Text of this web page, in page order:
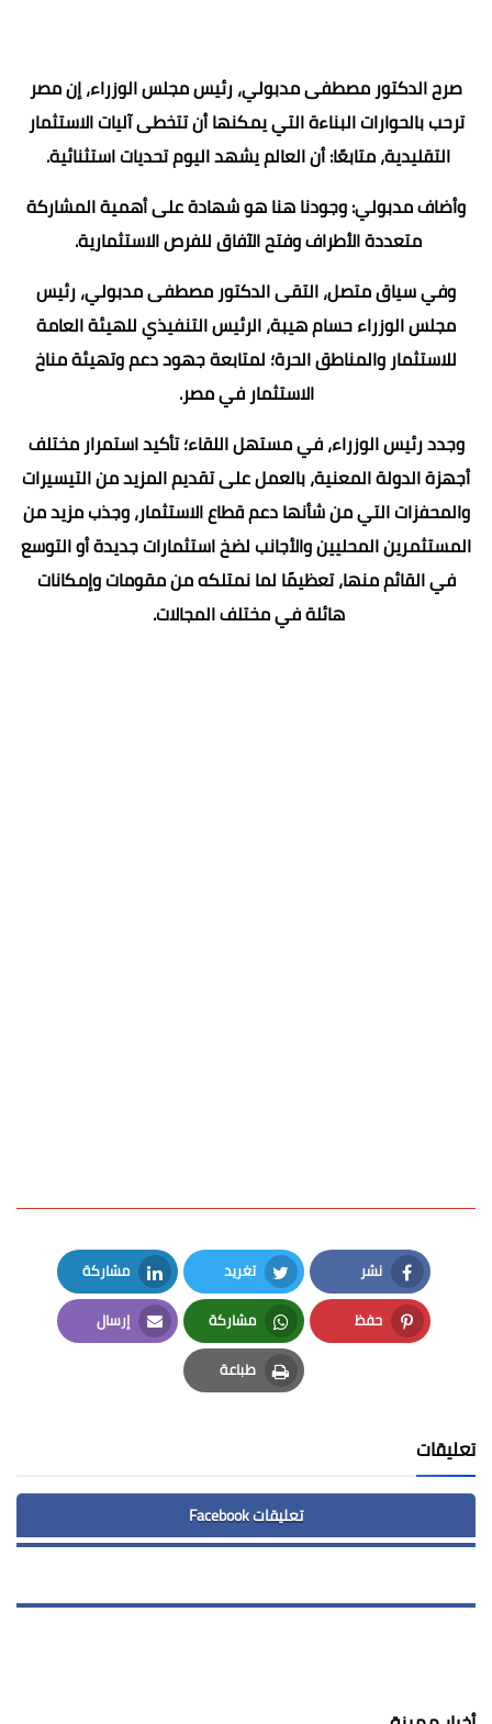
صرح الدكتور مصطفى مدبولي، رئيس مجلس الوزراء، إن مصر
ترحب بالحوارات البناءة التي يمكنها أن تتخطى آليات الاستثمار
التقليدية، متابعًا: أن العالم يشهد اليوم تحديات استثنائية.
وأضاف مدبولي: وجودنا هنا هو شهادة على أهمية المشاركة
متعددة الأطراف وفتح الآفاق للفرص الاستثمارية.
وفي سياق متصل، التقى الدكتور مصطفى مدبولي، رئيس
مجلس الوزراء حسام هيبة، الرئيس التنفيذي للهيئة العامة
للاستثمار والمناطق الحرة؛ لمتابعة جهود دعم وتهيئة مناخ
الاستثمار في مصر.
وجدد رئيس الوزراء، في مستهل اللقاء؛ تأكيد استمرار مختلف
أجهزة الدولة المعنية، بالعمل على تقديم المزيد من التيسيرات
والمحفزات التي من شأنها دعم قطاع الاستثمار، وجذب مزيد من
المستثمرين المحليين والأجانب لضخ استثمارات جديدة أو التوسع
في القائم منها، تعظيمًا لما نمتلكه من مقومات وإمكانات
هائلة في مختلف المجالات.
نشر
Facebook
تغريد
Twitter
مشاركة
LinkedIn
حفظ
Pinterest
مشاركة
Whatsapp
إرسال
Email
طباعة
Print
تعليقات
تعليقات Facebook